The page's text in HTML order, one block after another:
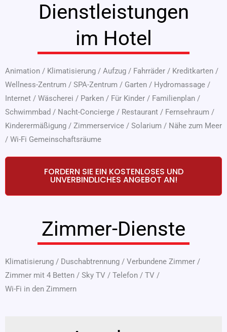
Dienstleistungen
im Hotel
Animation / Klimatisierung / Aufzug / Fahrräder / Kreditkarten /
Wellness-Zentrum / SPA-Zentrum / Garten / Hydromassage /
Internet / Wäscherei / Parken / Für Kinder / Familienplan /
Schwimmbad / Nacht-Concierge / Restaurant / Fernsehraum /
Kinderermäßigung / Zimmerservice / Solarium / Nähe zum Meer
/ Wi-Fi Gemeinschaftsräume
FORDERN SIE EIN KOSTENLOSES UND
UNVERBINDLICHES ANGEBOT AN!
Zimmer-Dienste
Klimatisierung / Duschabtrennung / Verbundene Zimmer /
Zimmer mit 4 Betten / Sky TV / Telefon / TV /
Wi-Fi in den Zimmern